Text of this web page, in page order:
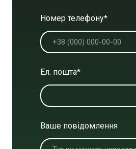
Номер телефону*
Ел. пошта*
Ваше повідомлення